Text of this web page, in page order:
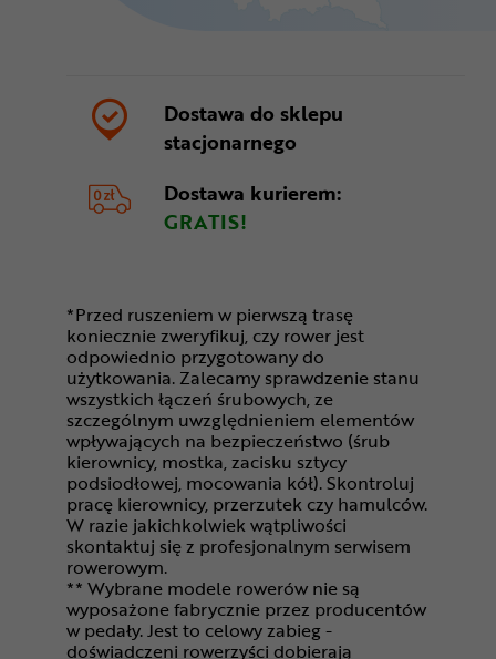
Dostawa do sklepu
stacjonarnego
Dostawa kurierem:
GRATIS!
*Przed ruszeniem w pierwszą trasę
koniecznie zweryfikuj, czy rower jest
odpowiednio przygotowany do
użytkowania. Zalecamy sprawdzenie stanu
wszystkich łączeń śrubowych, ze
szczególnym uwzględnieniem elementów
wpływających na bezpieczeństwo (śrub
kierownicy, mostka, zacisku sztycy
podsiodłowej, mocowania kół). Skontroluj
pracę kierownicy, przerzutek czy hamulców.
W razie jakichkolwiek wątpliwości
skontaktuj się z profesjonalnym serwisem
rowerowym.
** Wybrane modele rowerów nie są
wyposażone fabrycznie przez producentów
w pedały. Jest to celowy zabieg -
doświadczeni rowerzyści dobierają